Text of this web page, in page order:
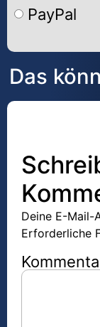
PayPal
Alternative:
Das
Deine E-
Erforderliche